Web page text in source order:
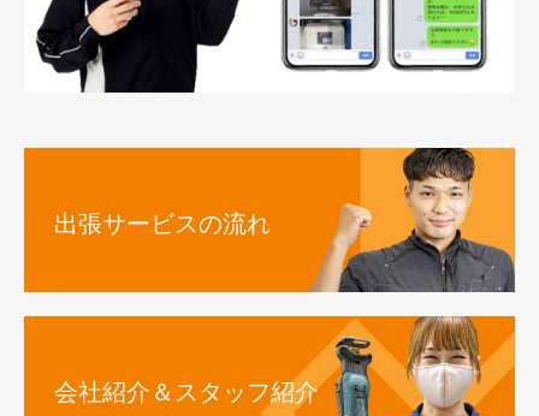
出張サービスの流れ
会社紹介＆スタッフ紹介